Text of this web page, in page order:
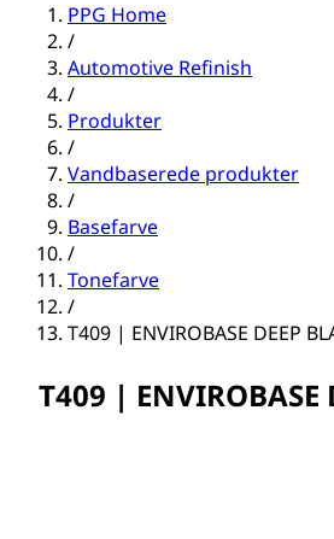
PPG Home
/
Automotive Refinish
/
Produkter
/
Vandbaserede produkter
/
Basefarve
/
Tonefarve
/
T409 | ENVIROBASE DEEP
T409 | ENVIROBASE